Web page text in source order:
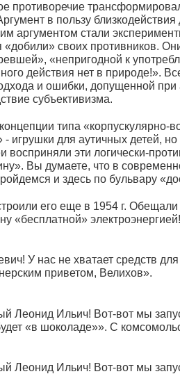
противоречие
в пользу
аргументом стали
«добили» своих противников.
«непригодной к
действия нет в природе!».
и ошибки, допущенной при
субъективизма.
типа «корпускулярно-
игрушки для аутичных детей, но
восприняли эти логически-
Вы думаете, что в
и здесь по бульвару
его еще в 1954 г. Обещали
«бесплатной»
У нас не хватает средств
приветом, Велихов».
Леонид Ильич! Вот-вот мы
«в шоколаде»». С
Леонид Ильич! Вот-вот мы